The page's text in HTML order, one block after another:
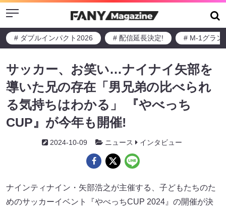
Menu
# ダブルインパクト2026 # 配信延長決定! # M-1グラン
サッカー、お笑い…ナイナイ矢部を
導いた兄の存在「男兄弟の比べられ
る気持ちはわかる」 『やべっち
CUP』が今年も開催!
2024-10-09 ニュース インタビュー
ナインティナイン・矢部浩之が主催する、子どもたちのた
めのサッカーイベント『やべっちCUP 2024』の開催が決